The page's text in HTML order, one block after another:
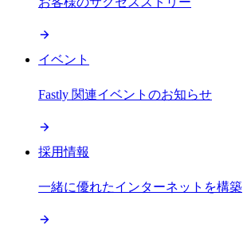
イベント
Fastly 関連イベントのお知らせ
採用情報
一緒に優れたインターネットを構築